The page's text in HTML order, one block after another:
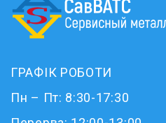
ГРАФІК РОБОТИ
Пн – Пт: 8:30-17:30